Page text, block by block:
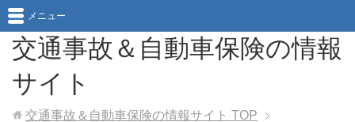
交通事故＆自動車保険の情報
サイト
メニュー
交通事故＆自動車保険の情報サイト TOP